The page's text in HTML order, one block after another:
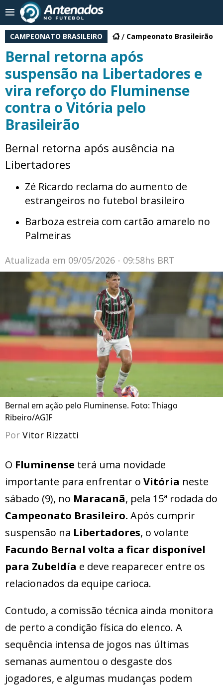
CAMPEONATO BRASILEIRO Campeonato Brasileirão
Bernal retorna após
suspensão na Libertadores e
vira reforço do Fluminense
contra o Vitória pelo
Brasileirão
Bernal retorna após ausência na
Libertadores
Zé Ricardo reclama do aumento de
estrangeiros no futebol brasileiro
Barboza estreia com cartão amarelo no
Palmeiras
Atualizada em 09/05/2026 - 09:58hs BRT
Bernal em ação pelo Fluminense. Foto: Thiago
Ribeiro/AGIF
Por Vitor Rizzatti
O Fluminense terá uma novidade
importante para enfrentar o Vitória neste
sábado (9), no Maracanã, pela 15ª rodada do
Campeonato Brasileiro. Após cumprir
suspensão na Libertadores, o volante
Facundo Bernal volta a ficar disponível
para Zubeldía e deve reaparecer entre os
relacionados da equipe carioca.
Contudo, a comissão técnica ainda monitora
de perto a condição física do elenco. A
sequência intensa de jogos nas últimas
semanas aumentou o desgaste dos
jogadores, e algumas mudanças podem